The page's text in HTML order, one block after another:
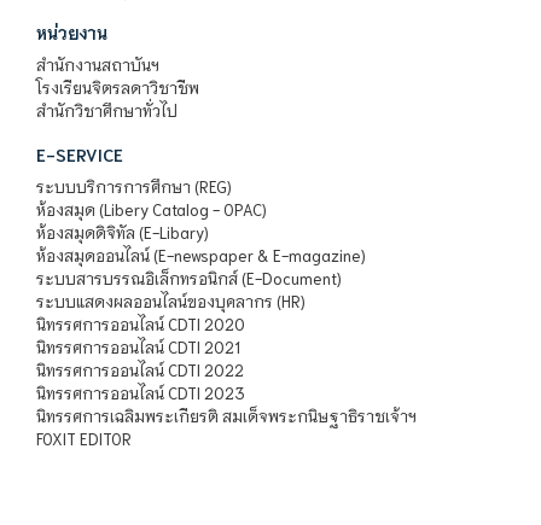
หน่วยงาน
สำนักงานสถาบันฯ
โรงเรียนจิตรลดาวิชาชีพ
สำนักวิชาศึกษาทั่วไป
E-SERVICE
ระบบบริการการศึกษา (REG)
ห้องสมุด (Libery Catalog - OPAC)
ห้องสมุดดิจิทัล (E-Libary)
ห้องสมุดออนไลน์ (E-newspaper & E-magazine)
ระบบสารบรรณอิเล็กทรอนิกส์ (E-Document)
ระบบแสดงผลออนไลน์ของบุคลากร (HR)
นิทรรศการออนไลน์ CDTI 2020
นิทรรศการออนไลน์ CDTI 2021
นิทรรศการออนไลน์ CDTI 2022
นิทรรศการออนไลน์ CDTI 2023
นิทรรศการเฉลิมพระเกียรติ สมเด็จพระกนิษฐาธิราชเจ้าฯ
FOXIT EDITOR